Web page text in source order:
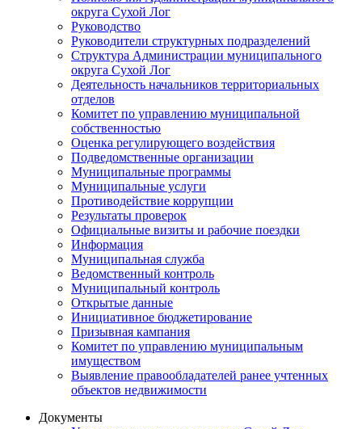
округа Сухой Лог
Руководство
Руководители структурных подразделений
Структура Администрации муниципального
округа Сухой Лог
Деятельность начальников территориальных
отделов
Комитет по управлению муниципальной
собственностью
Оценка регулирующего воздействия
Подведомственные организации
Муниципальные программы
Муниципальные услуги
Противодействие коррупции
Результаты проверок
Официальные визиты и рабочие поездки
Информация
Муниципальная служба
Ведомственный контроль
Муниципальный контроль
Открытые данные
Инициативное бюджетирование
Призывная кампания
Комитет по управлению муниципальным
имуществом
Выявление правообладателей ранее учтенных
объектов недвижимости
Документы